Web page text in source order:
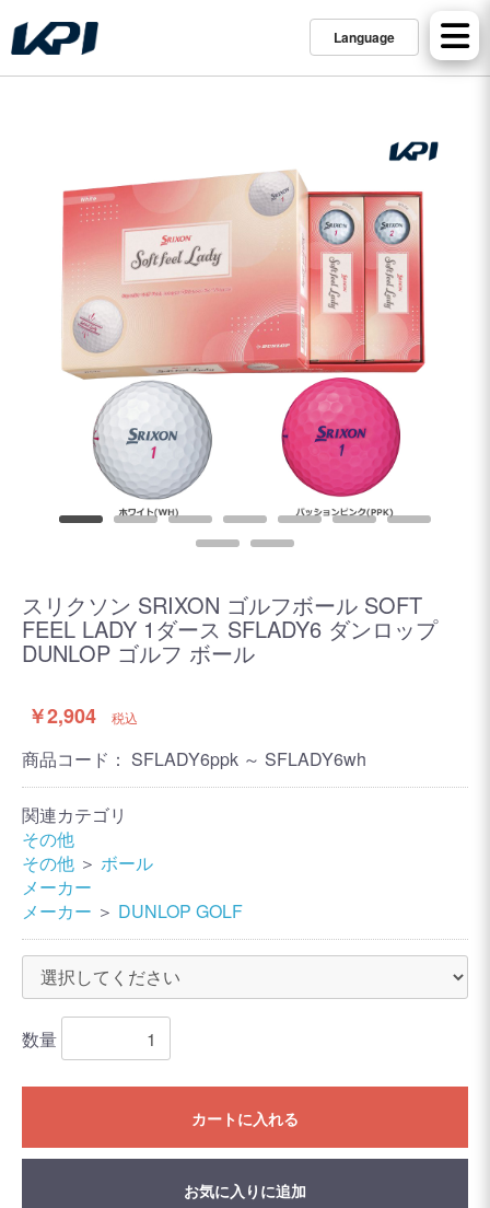
Language
スリクソン SRIXON ゴルフボール SOFT
FEEL LADY 1ダース SFLADY6 ダンロップ
DUNLOP ゴルフ ボール
￥2,904 税込
商品コード： SFLADY6ppk ～ SFLADY6wh
関連カテゴリ
その他
その他 ＞ ボール
メーカー
メーカー ＞ DUNLOP GOLF
数量
カートに入れる
お気に入りに追加